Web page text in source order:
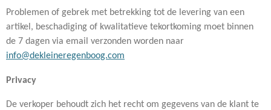
Problemen of gebrek met betrekking tot de levering van een
artikel, beschadiging of kwalitatieve tekortkoming moet binnen
de 7 dagen via email verzonden worden naar
info@dekleineregenboog.com
Privacy
De verkoper behoudt zich het recht om gegevens van de klant te